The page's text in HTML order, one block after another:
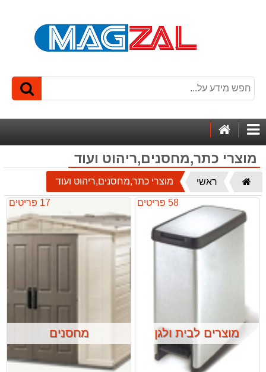
קטגוריותהבית
מוצרי כתר,מחסנים,ריהוט ועוד
דף
הבית
ראשי מוצרי כתר,מחסנים,ריהוט ועוד
מוצרים לבית ולגן
58 פריטים
מחסנים
17 פריטים